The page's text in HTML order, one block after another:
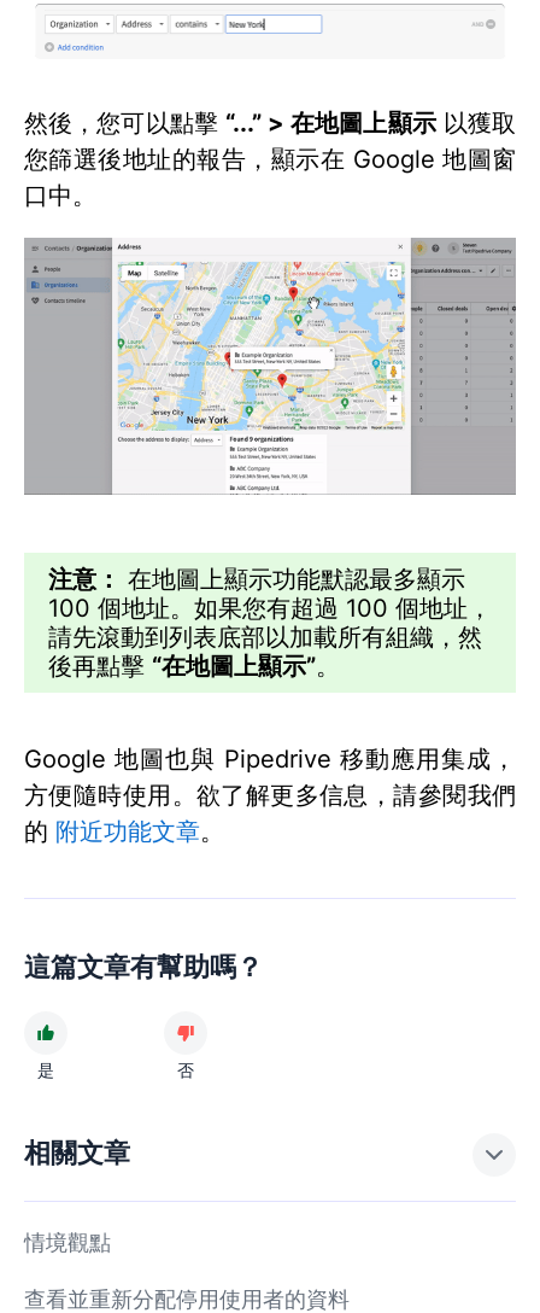
然後，您可以點擊 “...” > 在地圖上顯示以獲取
您篩選後地址的報告，顯示在 Google 地圖窗
口中。
注意： 在地圖上顯示功能默認最多顯示
100 個地址。如果您有超過 100 個地址，
請先滾動到列表底部以加載所有組織，然
後再點擊 “在地圖上顯示”。
Google 地圖也與 Pipedrive 移動應用集成，
方便隨時使用。欲了解更多信息，請參閱我們
的 附近功能文章。
這篇文章有幫助嗎？
是 否
相關文章
情境觀點
查看並重新分配停用使用者的資料